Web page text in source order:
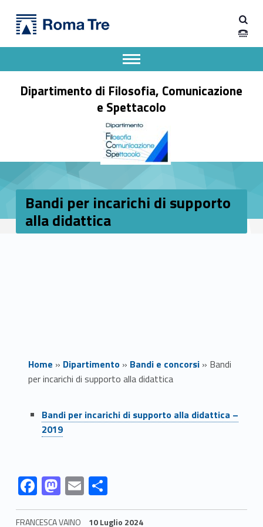
Bandi per incarichi di supporto alla didattica - Dipartimento di Filosofia, Comunicazione e Spettacolo
Dipartimento di Filosofia, Comunicazione
e Spettacolo
Apri il menu secondario
Header info sidebar
Bandi per incarichi di supporto
alla didattica
Home » Dipartimento» Bandi e concorsi» Bandi
per incarichi di supporto alla didattica
d
i
Link identifier #identifier__109165-1
Bandi per incarichi di supporto alla didattica –
2019
Link identifier #identifier__104411-2 F
ac
Link identifier #identifier__197364-3 M
as
Link identifier #identifier__136252-4 E
m
Link identifier #identifier__1136-5 C
o
FRANCESCA VAINO 10 Luglio 2024